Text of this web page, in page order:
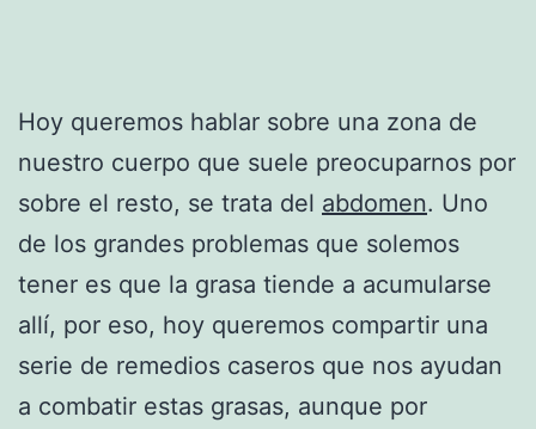
Hoy queremos hablar sobre una zona de
nuestro cuerpo que suele preocuparnos por
sobre el resto, se trata del abdomen. Uno
de los grandes problemas que solemos
tener es que la grasa tiende a acumularse
allí, por eso, hoy queremos compartir una
serie de remedios caseros que nos ayudan
a combatir estas grasas, aunque por